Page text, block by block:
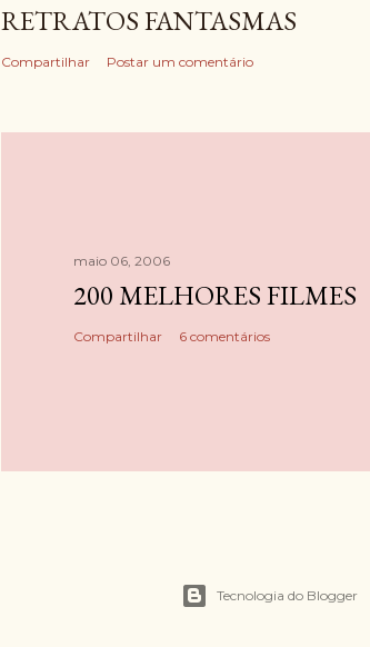
RETRATOS FANTASMAS
Compartilhar Postar um comentário
maio 06, 2006
200 MELHORES FILMES
Compartilhar 6 comentários
Tecnologia do Blogger